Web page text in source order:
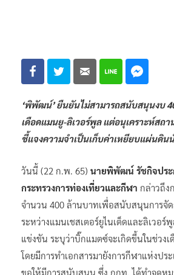
‘พิพัฒน์’ ยืนยันไม่สามารถสนับสนุนงบ
เดือดแมนยู-ลิเวอร์พูล แต่อนุเคราะห์สถ
ชี้แจงความจำเป็นเก็บค่าเหยียบแผ่นดิน
วันนี้ (22 ก.พ. 65) นายพิพัฒน์ รัชกิจประ
กระทรวงการท่องเที่ยวและกีฬา กล่าวถึง
จำนวน 400 ล้านบาทเพื่อสนับสนุนการจั
ระหว่างแมนเชสเตอร์ยูไนเต็ดและลิเวอร์
แข่งขัน ระบุว่าบิ๊กแมตซ์จะเกิดขึ้นในช่วง
โดยมีการทำเอกสารมายังการกีฬาแห่งปร
ขอให้มีการสนับสนุน ซึ่ง กกท. ได้ทำจดหม